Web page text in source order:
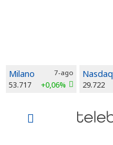
Milano 7-ago
53.717 +0,06%
Nasdaq
29.722